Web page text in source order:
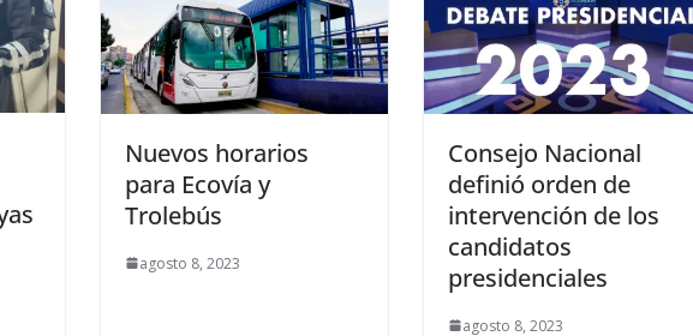
Nuevos horarios
para Ecovía y
Trolebús
agosto 8, 2023
Consejo Nacional
definió orden de
intervención de los
candidatos
presidenciales
agosto 8, 2023